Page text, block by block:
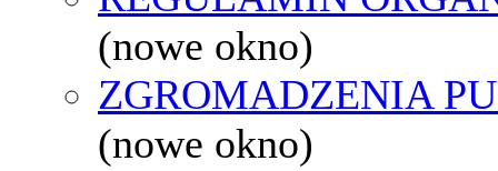
(nowe okno)
ZGROMADZENIA
(nowe okno)